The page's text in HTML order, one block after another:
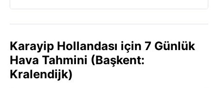
Karayip Hollandası için 7 Günlük
Hava Tahmini (Başkent:
Kralendijk)